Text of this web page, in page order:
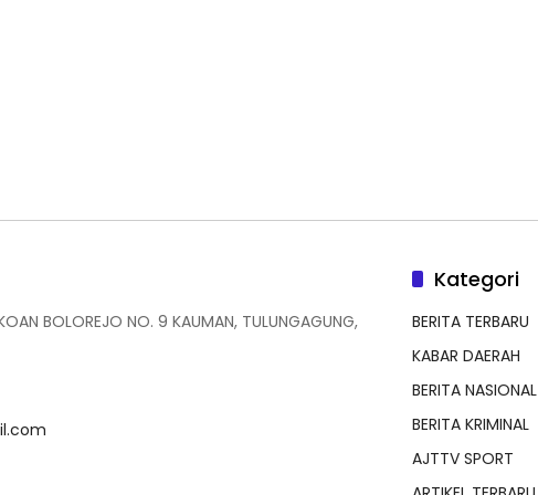
BOLOREJO NO. 9 KAUMAN, TULUNGAGUNG,
Kategori
BERITA TERBARU
KABAR DAERAH
BERITA NASIONAL
BERITA KRIMINAL
AJTTV SPORT